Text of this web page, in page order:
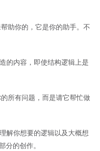
助你的，它是你的助手。不
的内容，即使结构逻辑上是
所有问题，而是请它帮忙做
解你想要的逻辑以及大概想
分的创作。